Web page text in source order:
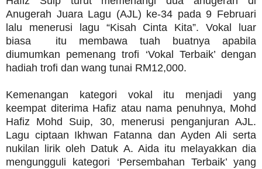
Anugerah Juara Lagu (AJL) ke-34 pada 9 Februari
lalu menerusi lagu “Kisah Cinta Kita”. Vokal luar
biasa itu membawa tuah buatnya apabila
diumumkan pemenang trofi ‘Vokal Terbaik’ dengan
hadiah trofi dan wang tunai RM12,000.
Kemenangan kategori vokal itu menjadi yang
keempat diterima Hafiz atau nama penuhnya, Mohd
Hafiz Mohd Suip, 30, menerusi penganjuran AJL.
Lagu ciptaan Ikhwan Fatanna dan Ayden Ali serta
nukilan lirik oleh Datuk A. Aida itu melayakkan dia
mengungguli kategori ‘Persembahan Terbaik’ yang